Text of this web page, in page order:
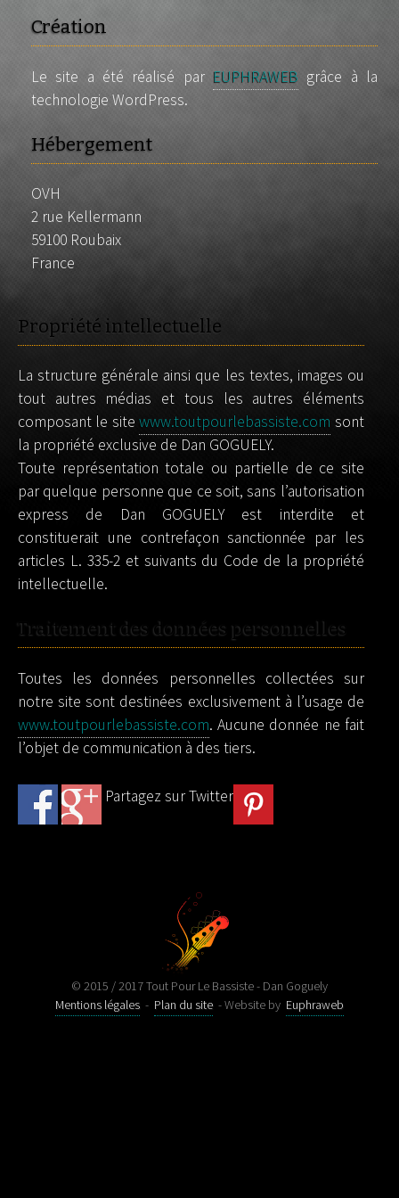
Création
Le site a été réalisé par EUPHRAWEB grâce à la
technologie WordPress.
Hébergement
OVH
2 rue Kellermann
59100 Roubaix
France
Propriété intellectuelle
La structure générale ainsi que les textes, images ou
tout autres médias et tous les autres éléments
composant le sitewww.toutpourlebassiste.com sont
la propriété exclusive de Dan GOGUELY.
Toute représentation totale ou partielle de ce site
par quelque personne que ce soit, sans l’autorisation
express de Dan GOGUELY est interdite et
constituerait une contrefaçon sanctionnée par les
articles L. 335-2 et suivants du Code de la propriété
intellectuelle.
Traitement des données personnelles
Toutes les données personnelles collectées sur
notre site sont destinées exclusivement à l’usage de
www.toutpourlebassiste.com. Aucune donnée ne fait
l’objet de communication à des tiers.
Partagez sur Twitter
© 2015 / 2017 Tout Pour Le Bassiste - Dan Goguely
Mentions légales - Plan du site - Website by Euphraweb